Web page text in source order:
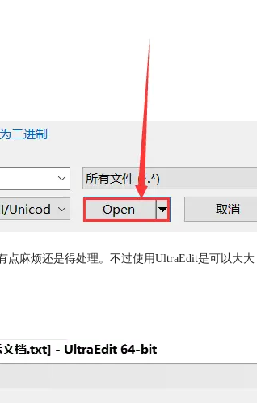
点麻烦还是得处理。不过使用UltraEdit是可以大大